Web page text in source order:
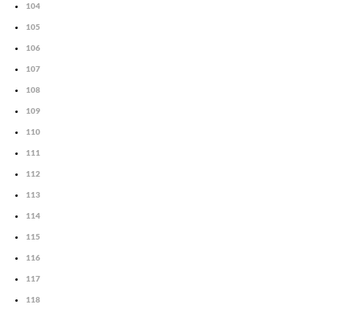
104
105
106
107
108
109
110
111
112
113
114
115
116
117
118